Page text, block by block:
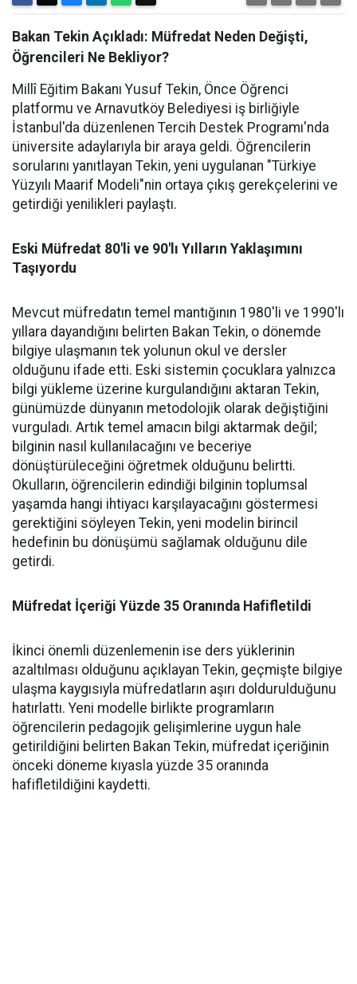
Bakan Tekin Açıkladı: Müfredat Neden Değişti,
Öğrencileri Ne Bekliyor?
Millî Eğitim Bakanı Yusuf Tekin, Önce Öğrenci
platformu ve Arnavutköy Belediyesi iş birliğiyle
İstanbul'da düzenlenen Tercih Destek Programı'nda
üniversite adaylarıyla bir araya geldi. Öğrencilerin
sorularını yanıtlayan Tekin, yeni uygulanan "Türkiye
Yüzyılı Maarif Modeli"nin ortaya çıkış gerekçelerini ve
getirdiği yenilikleri paylaştı.
Eski Müfredat 80'li ve 90'lı Yılların Yaklaşımını
Taşıyordu
Mevcut müfredatın temel mantığının 1980'li ve 1990'lı
yıllara dayandığını belirten Bakan Tekin, o dönemde
bilgiye ulaşmanın tek yolunun okul ve dersler
olduğunu ifade etti. Eski sistemin çocuklara yalnızca
bilgi yükleme üzerine kurgulandığını aktaran Tekin,
günümüzde dünyanın metodolojik olarak değiştiğini
vurguladı. Artık temel amacın bilgi aktarmak değil;
bilginin nasıl kullanılacağını ve beceriye
dönüştürüleceğini öğretmek olduğunu belirtti.
Okulların, öğrencilerin edindiği bilginin toplumsal
yaşamda hangi ihtiyacı karşılayacağını göstermesi
gerektiğini söyleyen Tekin, yeni modelin birincil
hedefinin bu dönüşümü sağlamak olduğunu dile
getirdi.
Müfredat İçeriği Yüzde 35 Oranında Hafifletildi
İkinci önemli düzenlemenin ise ders yüklerinin
azaltılması olduğunu açıklayan Tekin, geçmişte bilgiye
ulaşma kaygısıyla müfredatların aşırı doldurulduğunu
hatırlattı. Yeni modelle birlikte programların
öğrencilerin pedagojik gelişimlerine uygun hale
getirildiğini belirten Bakan Tekin, müfredat içeriğinin
önceki döneme kıyasla yüzde 35 oranında
hafifletildiğini kaydetti.